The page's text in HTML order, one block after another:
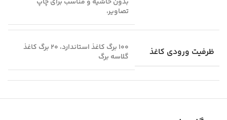
تصاویر،
ظرفیت ورودی کاغذ
100 برگ کاغذ استاندارد، 20 برگ کاغذ
گلاسه برگ